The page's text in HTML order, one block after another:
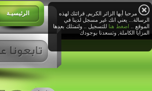
الرئيسيـة
مرحبا أيها الزائر الكريم, قرائتك لهذه
الرسالة... يعني انك غير مسجل لدينا في
الموقع .. اضغط هنا للتسجيل .. ولتمتلك بعدها
المزايا الكاملة, وتسعدنا بوجودك